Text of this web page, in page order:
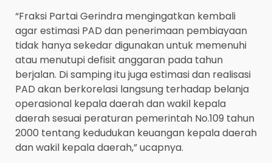
“Fraksi Partai Gerindra mengingatkan kembali
agar estimasi PAD dan penerimaan pembiayaan
tidak hanya sekedar digunakan untuk memenuhi
atau menutupi defisit anggaran pada tahun
berjalan. Di samping itu juga estimasi dan realisasi
PAD akan berkorelasi langsung terhadap belanja
operasional kepala daerah dan wakil kepala
daerah sesuai peraturan pemerintah No.109 tahun
2000 tentang kedudukan keuangan kepala daerah
dan wakil kepala daerah,” ucapnya.